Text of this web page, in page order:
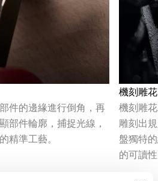
件的邊緣進行倒角，再
部件輪廓，捕捉光線，
精準工藝。
機刻雕花
機刻雕
雕刻出
盤獨特
的可讀